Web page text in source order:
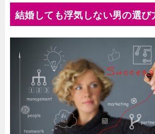
結婚しても浮気しない男の選び